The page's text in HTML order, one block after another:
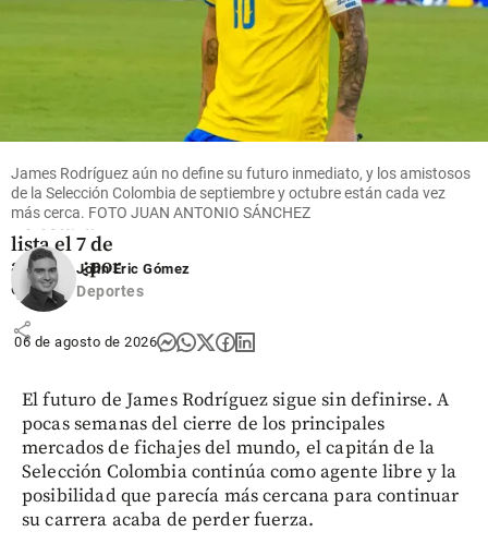
Sede
Espriella en
Barranquilla
no estará
lista el 7 de
agosto, ¿por
qué?
share
James Rodríguez aún no define su futuro inmediato, y los amistosos
de la Selección Colombia de septiembre y octubre están cada vez
más cerca. FOTO JUAN ANTONIO SÁNCHEZ
John Eric Gómez
Deportes
06 de agosto de 2026
El futuro de James Rodríguez sigue sin definirse. A
pocas semanas del cierre de los principales
mercados de fichajes del mundo, el capitán de la
Selección Colombia continúa como agente libre y la
posibilidad que parecía más cercana para continuar
su carrera acaba de perder fuerza.